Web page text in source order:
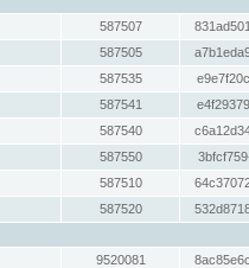
587507
587505
587535
587541
587540
587550
587510
587520
9520081